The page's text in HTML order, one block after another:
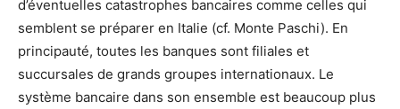
d’éventuelles catastrophes bancaires comme celles qui
semblent se préparer en Italie (cf. Monte Paschi). En
principauté, toutes les banques sont filiales et
succursales de grands groupes internationaux. Le
système bancaire dans son ensemble est beaucoup plus